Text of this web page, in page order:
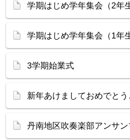
学期はじめ学年集会（2年
学期はじめ学年集会（1年
3学期始業式
新年あけましておめでと
丹南地区吹奏楽部アンサン